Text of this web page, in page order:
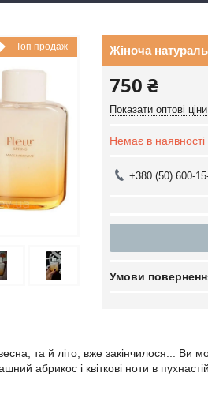
Топ продаж Жіноча
750 ₴
Показати оптові ціни
Немає в наявності
+380 (50) 600-
та й літо, вже закінчилося...
абрикос і квіткові ноти в